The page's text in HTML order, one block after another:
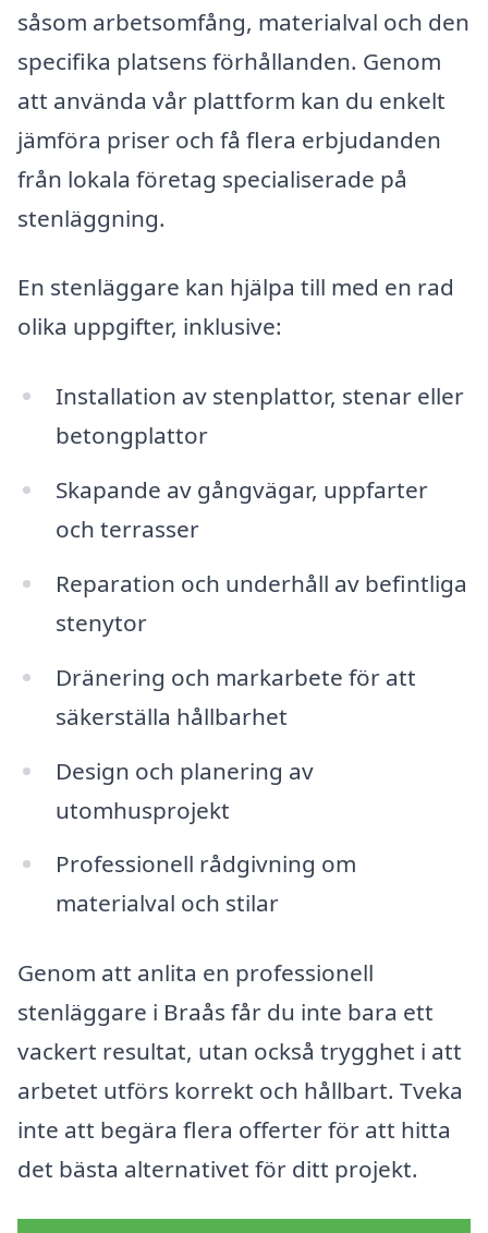
såsom arbetsomfång, materialval och den
specifika platsens förhållanden. Genom
att använda vår plattform kan du enkelt
jämföra priser och få flera erbjudanden
från lokala företag specialiserade på
stenläggning.
En stenläggare kan hjälpa till med en rad
olika uppgifter, inklusive:
Installation av stenplattor, stenar eller
betongplattor
Skapande av gångvägar, uppfarter
och terrasser
Reparation och underhåll av befintliga
stenytor
Dränering och markarbete för att
säkerställa hållbarhet
Design och planering av
utomhusprojekt
Professionell rådgivning om
materialval och stilar
Genom att anlita en professionell
stenläggare i Braås får du inte bara ett
vackert resultat, utan också trygghet i att
arbetet utförs korrekt och hållbart. Tveka
inte att begära flera offerter för att hitta
det bästa alternativet för ditt projekt.